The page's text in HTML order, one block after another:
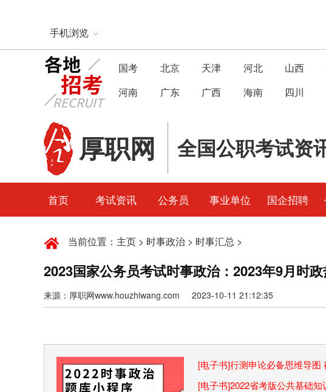
手机浏览
国考 北京 天津 河北 山西
河南
广东 广西 海南 四川
厚职网 全国公职考试资
首页 考试资讯 公务员 事业单位 国企招聘
当前位置： 主页 > 时事政治 > 时事汇总 >
2023国家公务员考试时事政治：2023年9月时政
来源：厚职网www.houzhiwang.com 2023-10-11 21:12:35
[电子书]行测申论必备思维导
巧
[电子书]2022省考版公共基础